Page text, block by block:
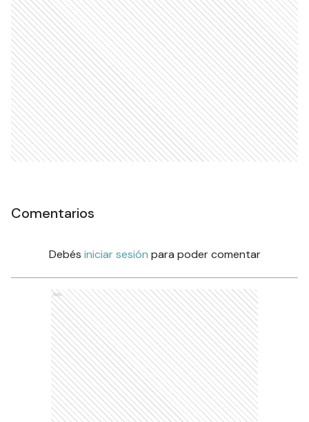
Comentarios
Debés iniciar sesión para poder comentar
Ads